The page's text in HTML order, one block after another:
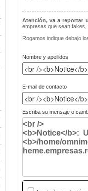
Atención, va a reportar
empresas que sean
Rogamos indique debajo
Nombre y apellidos
E-mail de contacto
Escriba su mensaje o